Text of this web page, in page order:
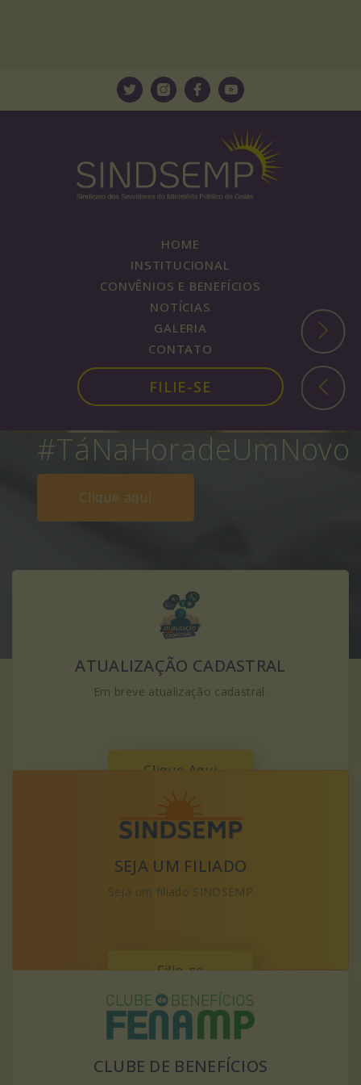
HOME
INSTITUCIONAL
CONVÊNIOS E BENEFÍCIOS
NOTÍCIAS
GALERIA
CONTATO
FILIE-SE
Clique Aqui
Clique Aqui
Clique aqui
ATUALIZAÇÃO CADASTRAL
Em breve atualização cadastral.
Clique Aqui
SEJA UM FILIADO
Seja um filiado SINDSEMP
Filie-se
CLUBE DE BENEFÍCIOS